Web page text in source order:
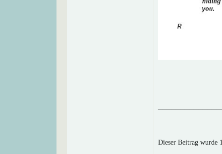
Dieser Beitrag wurde